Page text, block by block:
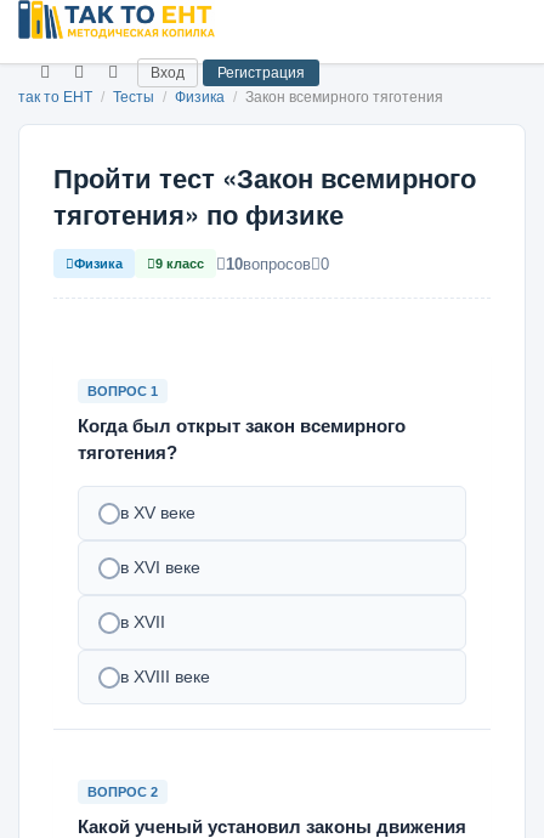
Вход
Регистрация
так то ЕНТ / Тесты / Физика / Закон всемирного тяготения
Пройти тест «Закон всемирного
тяготения» по физике
Физика 9 класс 10вопросов 0
ВОПРОС 1
Когда был открыт закон всемирного
тяготения?
в XV веке
в XVI веке
в XVII
в XVIII веке
ВОПРОС 2
Какой ученый установил законы движения